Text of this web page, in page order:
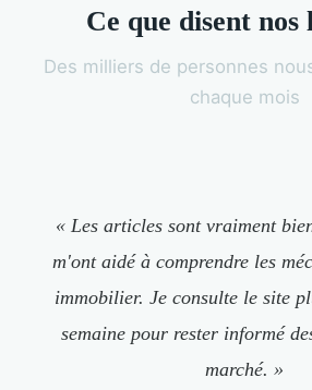
Ce que disent nos
Des milliers de personnes
chaque mois
« Les articles sont vraiment
m'ont aidé à comprendre les
immobilier. Je consulte le site
semaine pour rester informé
marché. »